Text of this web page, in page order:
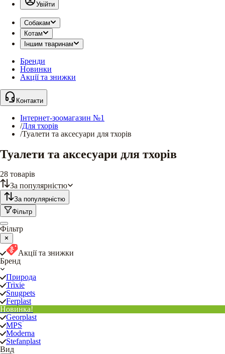
Увійти
Собакам
Котам
Іншим тваринам
Бренди
Новинки
Акції та знижки
Контакти
Інтернет-зоомагазин №1
/Для тхорів
/Туалети та аксесуари для тхорів
Туалети та аксесуари для тхорів
28 товарів
За популярністю
За популярністю
Фільтр
Фільтр
Акції та знижки
Бренд
Природа
Trixie
Snugpets
Ferplast
Новинка!
Georplast
MPS
Moderna
Stefanplast
Вид